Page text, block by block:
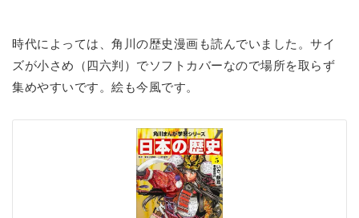
時代によっては、角川の歴史漫画も読んでいました。サイ
ズが小さめ（四六判）でソフトカバーなので場所を取らず
集めやすいです。絵も今風です。